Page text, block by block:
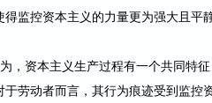
监控资本主义的力量更为强大且平静
，资本主义生产过程有一个共同特征
劳动者而言，其行为痕迹受到监控